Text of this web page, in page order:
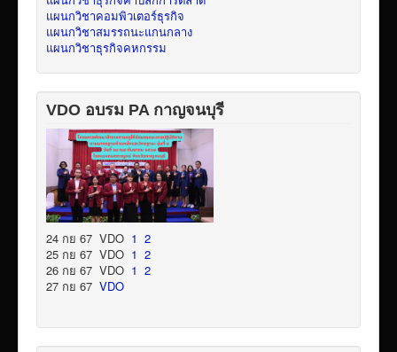
แผนกวิชาคอมพิวเตอร์ธุรกิจ
แผนกวิชาสมรรถนะแกนกลาง
แผนกวิชาธุรกิจคหกรรม
VDO อบรม PA กาญจนบุรี
24 กย 67 VDO 1 2
25 กย 67 VDO 1 2
26 กย 67 VDO 1 2
27 กย 67 VDO